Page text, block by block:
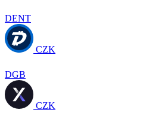
DENT
CZK
DGB
CZK